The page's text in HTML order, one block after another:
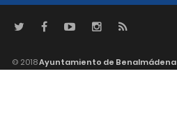
© 2018Ayuntamiento de Benalmádena